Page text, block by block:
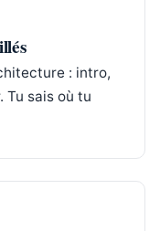
: intro,
Tu sais où tu